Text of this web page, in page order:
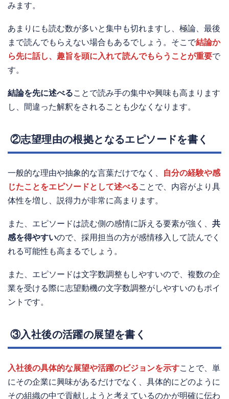
みます。
あまりにも読む数が多いと集中も切れますし、極論、最後
まで読んでもらえない場合もあるでしょう。そこで結論か
ら先に話し、趣旨を頭に入れて読んでもらうことが重要で
す。
結論を先に述べることで読み手の集中や興味も高まります
し、間違った解釈をされることも少なくなります。
②志望理由の根拠となるエピソードを書く
一般的な理由や抽象的な言葉だけでなく、
自分の経験や感
じたことをエピソードとして述べることで、内容がより具
体性を増し、説得力が非常に高まります。
また、エピソードは読む側の感情に訴える要素が強く、 共
感を得やすいので、採用担当の方が感情移入して読んでく
れる可能性も高まるでしょう。
また、エピソードは文字数調整もしやすいので、複数の企
業を受ける際に志望動機の文字数調整がしやすいのもポイ
ントです。
③入社後の活躍の展望を書く
入社後の具体的な展望や活躍のビジョンを示すことで、単
にその企業に興味があるだけでなく、具体的にどのように
その組織の中で貢献しようと考えているのかが明確に伝わ